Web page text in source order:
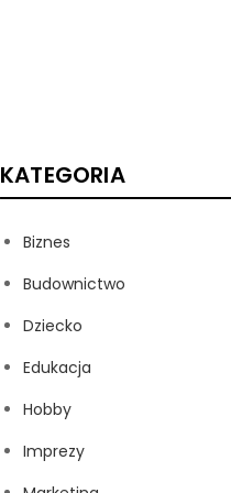
KATEGORIA
Biznes
Budownictwo
Dziecko
Edukacja
Hobby
Imprezy